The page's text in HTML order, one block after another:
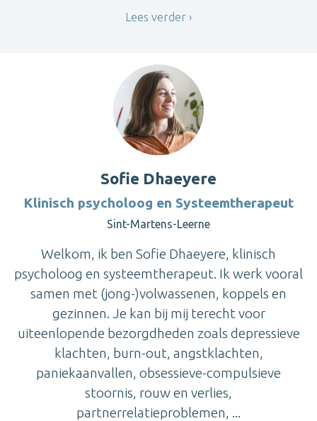
Lees verder
Sofie Dhaeyere
Klinisch psycholoog en Systeemtherapeut
Sint-Martens-Leerne
Welkom, ik ben Sofie Dhaeyere, klinisch
psycholoog en systeemtherapeut. Ik werk vooral
samen met (jong-)volwassenen, koppels en
gezinnen. Je kan bij mij terecht voor
uiteenlopende bezorgdheden zoals depressieve
klachten, burn-out, angstklachten,
paniekaanvallen, obsessieve-compulsieve
stoornis, rouw en verlies,
partnerrelatieproblemen, ...